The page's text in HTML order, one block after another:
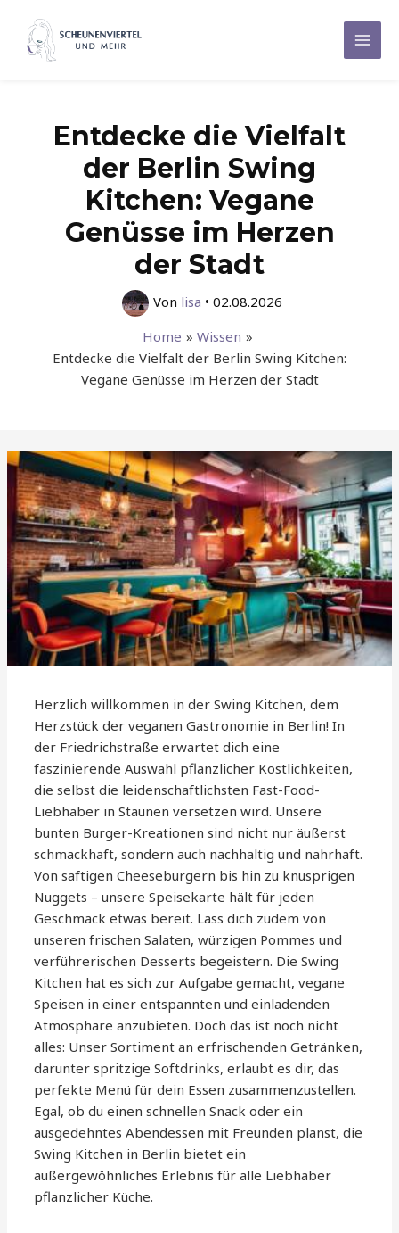
Inhalt
springen
Main
Entdecke die Vielfalt
der Berlin Swing
Kitchen: Vegane
Genüsse im Herzen
der Stadt
Von lisa • 02.08.2026
Home
Wissen
Entdecke die Vielfalt der Berlin Swing Kitchen:
Vegane Genüsse im Herzen der Stadt
Herzlich willkommen in der Swing Kitchen, dem
Herzstück der veganen Gastronomie in Berlin! In
der Friedrichstraße erwartet dich eine
faszinierende Auswahl pflanzlicher Köstlichkeiten,
die selbst die leidenschaftlichsten Fast-Food-
Liebhaber in Staunen versetzen wird. Unsere
bunten Burger-Kreationen sind nicht nur äußerst
schmackhaft, sondern auch nachhaltig und nahrhaft.
Von saftigen Cheeseburgern bis hin zu knusprigen
Nuggets – unsere Speisekarte hält für jeden
Geschmack etwas bereit. Lass dich zudem von
unseren frischen Salaten, würzigen Pommes und
verführerischen Desserts begeistern. Die Swing
Kitchen hat es sich zur Aufgabe gemacht, vegane
Speisen in einer entspannten und einladenden
Atmosphäre anzubieten. Doch das ist noch nicht
alles: Unser Sortiment an erfrischenden Getränken,
darunter spritzige Softdrinks, erlaubt es dir, das
perfekte Menü für dein Essen zusammenzustellen.
Egal, ob du einen schnellen Snack oder ein
ausgedehntes Abendessen mit Freunden planst, die
Swing Kitchen in Berlin bietet ein
außergewöhnliches Erlebnis für alle Liebhaber
pflanzlicher Küche.